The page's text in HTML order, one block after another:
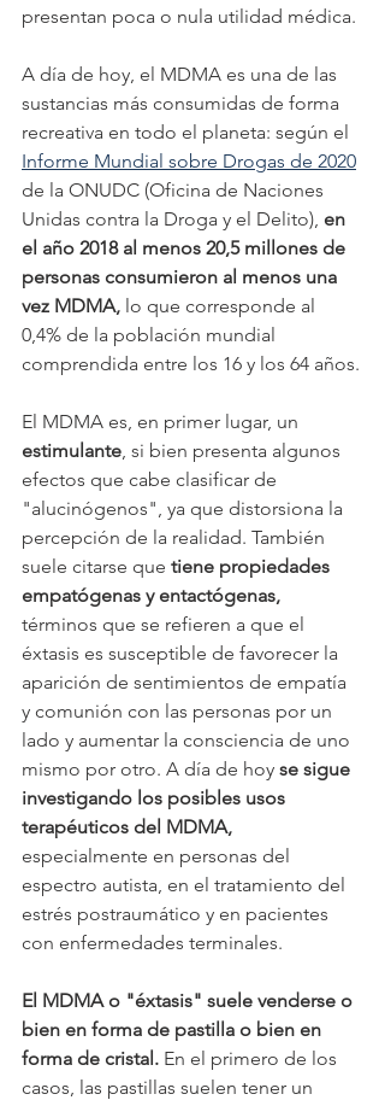
presentan poca o nula utilidad médica.
A día de hoy, el MDMA es una de las
sustancias más consumidas de forma
recreativa en todo el planeta: según el
Informe Mundial sobre Drogas de 2020
de la ONUDC (Oficina de Naciones
Unidas contra la Droga y el Delito), en
el año 2018 al menos 20,5 millones de
personas consumieron al menos una
vez MDMA, lo que corresponde al
0,4% de la población mundial
comprendida entre los 16 y los 64 años.
El MDMA es, en primer lugar, un
estimulante, si bien presenta algunos
efectos que cabe clasificar de
"alucinógenos", ya que distorsiona la
percepción de la realidad. También
suele citarse que tiene propiedades
empatógenas y entactógenas,
términos que se refieren a que el
éxtasis es susceptible de favorecer la
aparición de sentimientos de empatía
y comunión con las personas por un
lado y aumentar la consciencia de uno
mismo por otro. A día de hoy se sigue
investigando los posibles usos
terapéuticos del MDMA,
especialmente en personas del
espectro autista, en el tratamiento del
estrés postraumático y en pacientes
con enfermedades terminales.
El MDMA o "éxtasis" suele venderse o
bien en forma de pastilla o bien en
forma de cristal. En el primero de los
casos, las pastillas suelen tener un